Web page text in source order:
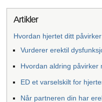
Artikler
Hvordan hjertet ditt
Vurderer erektil
Hvordan aldring påvirker
ED et varselskilt for
Når partneren din har